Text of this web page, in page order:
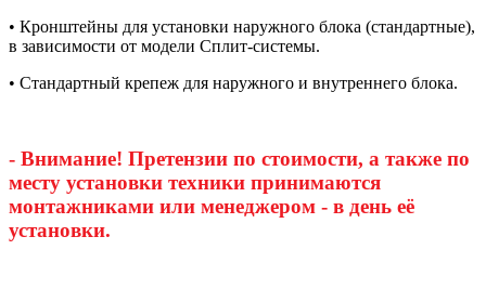
• Кронштейны для установки наружного блока (стандартные),
в зависимости от модели Сплит-системы.
• Стандартный крепеж для наружного и внутреннего блока.
- Внимание! Претензии по стоимости, а также по
месту установки техники принимаются
монтажниками или менеджером - в день её
установки.